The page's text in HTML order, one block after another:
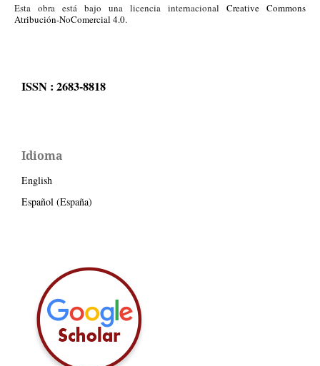
Esta obra está bajo una licencia internacionalCreative Commons
Atribución-NoComercial 4.0.
ISSN : 2683-8818
Idioma
English
Español (España)